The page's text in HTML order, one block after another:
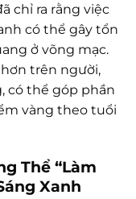
chỉ ra rằng việc
có thể gây tổn
ở võng mạc.
trên người,
có thể góp phần
vàng theo tuổi
Thể “Làm
Xanh